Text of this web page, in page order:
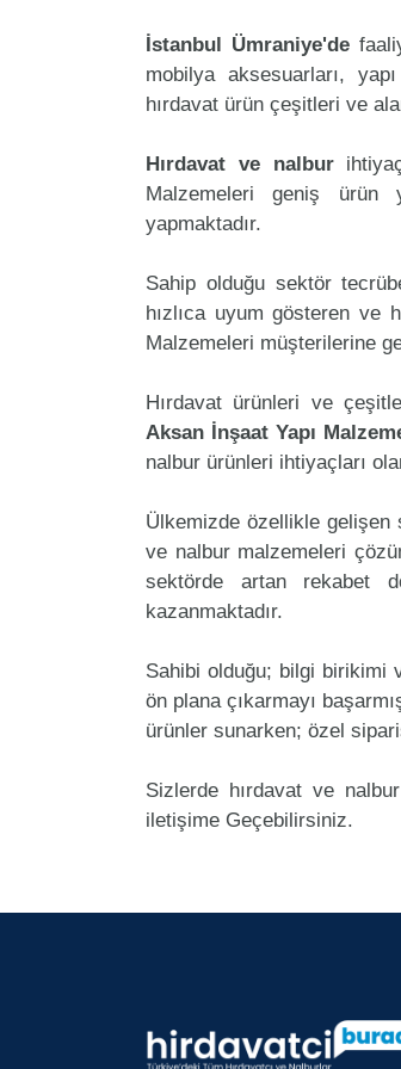
İstanbul Ümraniye'de
mobilya aksesuarları,
hırdavat ürün çeşitleri ve
Hırdavat ve nalbur
Malzemeleri geniş ürün
yapmaktadır.
Sahip olduğu sektör
hızlıca uyum gösteren ve
Malzemeleri müşterilerine
Hırdavat ürünleri ve
Aksan İnşaat Yapı
nalbur ürünleri ihtiyaçları
Ülkemizde özellikle gelişen
ve nalbur malzemeleri
sektörde artan rekabet
kazanmaktadır.
Sahibi olduğu; bilgi birikimi
ön plana çıkarmayı
ürünler sunarken; özel
Sizlerde hırdavat ve
iletişime Geçebilirsiniz.